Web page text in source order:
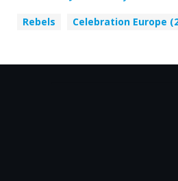
Rebels Celebration Europe